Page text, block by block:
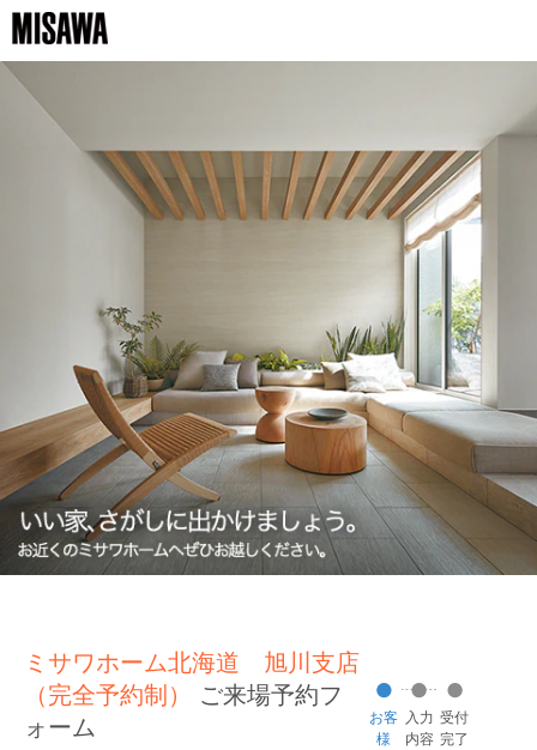
ミサワホーム北海道 旭川支店
（完全予約制）
ご来場予約フ
ォーム
お客
様
入力
内容
受付
完了